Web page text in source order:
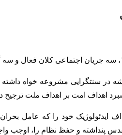
در سنتگرایی مشروعه خواه
اهداف امت بر اهداف ملت ترجیح
ایدئولوژیک خود را که عامل
پنداشته و حفظ نظام را، اوجب